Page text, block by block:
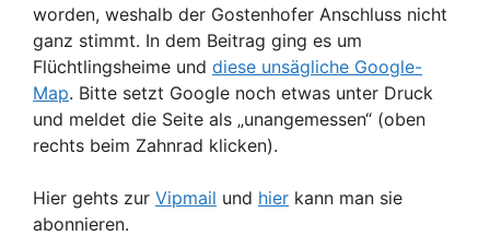
worden, weshalb der Gostenhofer Anschluss nicht
ganz stimmt. In dem Beitrag ging es um
Flüchtlingsheime und diese unsägliche Google-
Map. Bitte setzt Google noch etwas unter Druck
und meldet die Seite als „unangemessen“ (oben
rechts beim Zahnrad klicken).
Hier gehts zur Vipmail und hier kann man sie
abonnieren.